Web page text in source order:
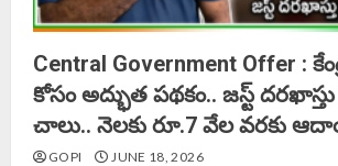
Central Government Offer :
కోసం అద్భుత పథకం.. జస్ట్
చాలు.. నెలకు రూ.7 వేల వరకు
GOPI JUNE 18, 2026